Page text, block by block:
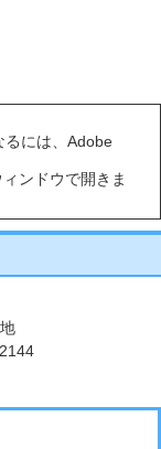
るには、Adobe
ィンドウで開きま